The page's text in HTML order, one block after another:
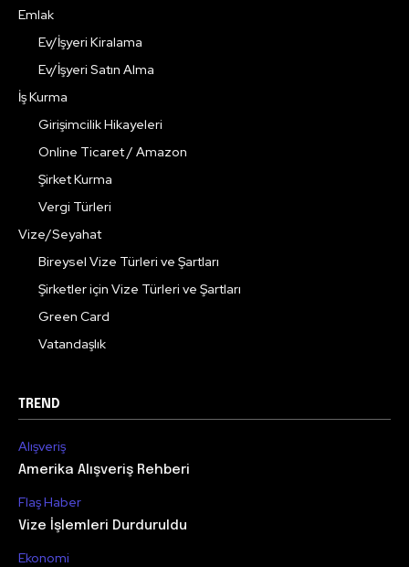
Emlak
Ev/İşyeri Kiralama
Ev/İşyeri Satın Alma
İş Kurma
Girişimcilik Hikayeleri
Online Ticaret / Amazon
Şirket Kurma
Vergi Türleri
Vize/Seyahat
Bireysel Vize Türleri ve Şartları
Şirketler için Vize Türleri ve Şartları
Green Card
Vatandaşlık
TREND
Alışveriş
Amerika Alışveriş Rehberi
Flaş Haber
Vize İşlemleri Durduruldu
Ekonomi